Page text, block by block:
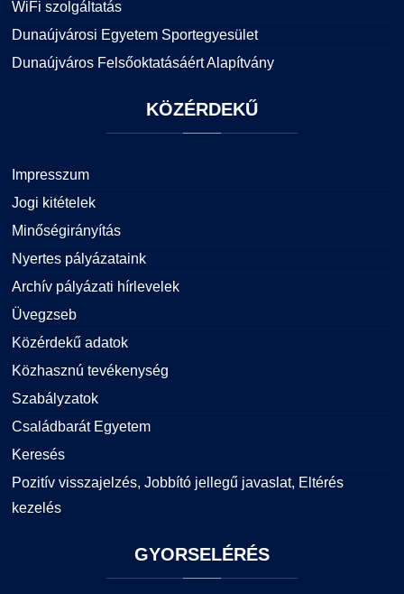
WiFi szolgáltatás
Dunaújvárosi Egyetem Sportegyesület
Dunaújváros Felsőoktatásáért Alapítvány
KÖZÉRDEKŰ
Impresszum
Jogi kitételek
Minőségirányítás
Nyertes pályázataink
Archív pályázati hírlevelek
Üvegzseb
Közérdekű adatok
Közhasznú tevékenység
Szabályzatok
Családbarát Egyetem
Keresés
Pozitív visszajelzés, Jobbító jellegű javaslat, Eltérés
kezelés
GYORSELÉRÉS